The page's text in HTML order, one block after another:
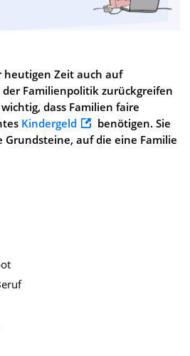
heutigen Zeit auch auf
Familienpolitik zurückgreifen
dass Familien faire
Kindergeld
benötigen. Sie
auf die eine Familie